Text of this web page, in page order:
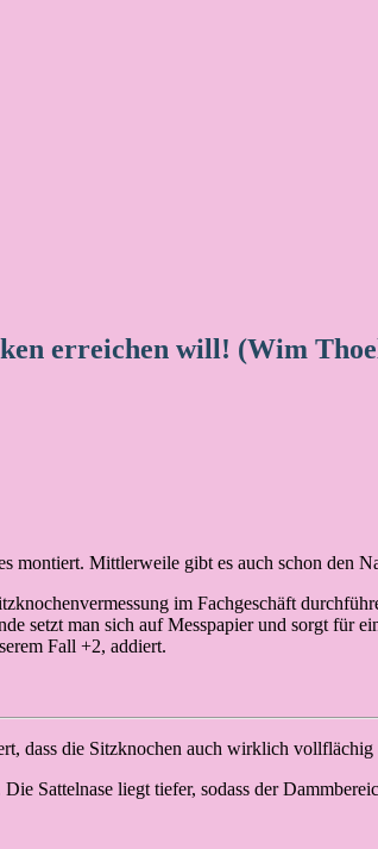
erreichen will! (Wim
montiert. Mittlerweile gibt es auch schon den
im Fachgeschäft
setzt man sich auf Messpapier und sorgt für
Fall +2, addiert.
dass die Sitzknochen auch wirklich vollflächig
Sattelnase liegt tiefer, sodass der